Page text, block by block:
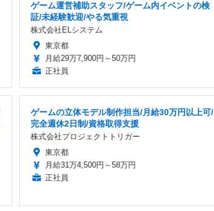
ゲーム運営補助スタッフ/ゲーム内イベントの検
証/未経験歓迎/やる気重視
株式会社ELシステム
東京都
月給29万7,900円～50万円
正社員
ゲームの立体モデル制作担当/月給30万円以上可/
完全週休2日制/資格取得支援
株式会社プロジェクトトリガー
東京都
月給31万4,500円～58万円
正社員